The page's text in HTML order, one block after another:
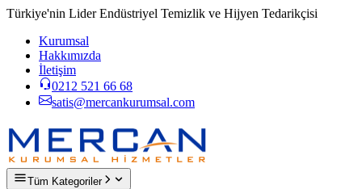
Türkiye'nin Lider Endüstriyel Temizlik ve Hijyen Tedarikçisi
Kurumsal
Hakkımızda
İletişim
0212 521 66 68
satis@mercankurumsal.com
Tüm Kategoriler